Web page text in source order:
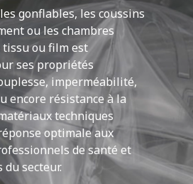
gonflables, les coussins
ou les chambres
tissu ou film est
ses propriétés
imperméabilité,
encore résistance à la
techniques
optimale aux
de santé et
secteur.